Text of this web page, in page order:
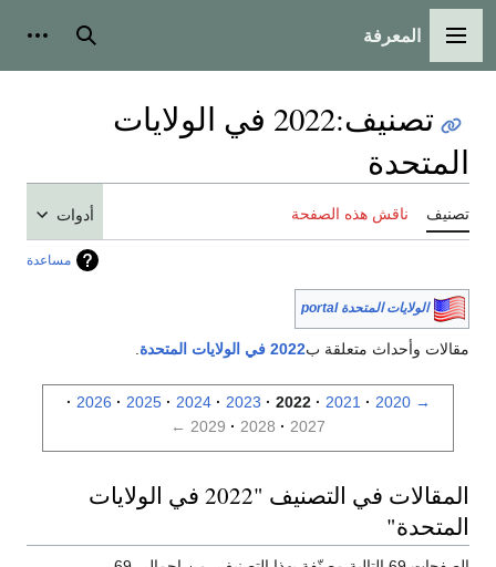
القائمة الرئيسية
المعرفة بحث
تصنيف:
2022 في الولايات
المتحدة
تصنيف ناقش هذه الصفحة أدوات
مساعدة
الولايات المتحدة portal
مقالات وأحداث متعلقة ب2022 في الولايات المتحدة
→
2020
2021
2022
2023
2024
2025
2026
2027
2028
2029
←
المقالات في التصنيف "2022 في الولايات
المتحدة"